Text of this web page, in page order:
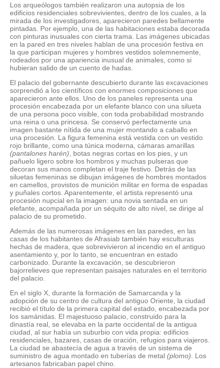
Los arqueólogos también realizaron una autopsia de los
edificios residenciales sobrevivientes, dentro de los cuales, a la
mirada de los investigadores, aparecieron paredes bellamente
pintadas. Por ejemplo, una de las habitaciones estaba decorada
con pinturas inusuales con cierta trama. Las imágenes ubicadas
en la pared en tres niveles hablan de una procesión festiva en
la que participan mujeres y hombres vestidos solemnemente,
rodeados por una apariencia inusual de animales, como si
hubieran salido de un cuento de hadas.
El palacio del gobernante descubierto durante las excavaciones
sorprendió a los científicos con enormes composiciones que
aparecieron ante ellos. Uno de los paneles representa una
procesión encabezada por un elefante blanco con una silueta
de una persona poco visible, con toda probabilidad mostrando
una reina o una princesa. Se conservó perfectamente una
imagen bastante nítida de una mujer montando a caballo en
una procesión. La figura femenina está vestida con un vestido
rojo brillante, como una túnica moderna, cámaras amarillas
(pantalones harén) , botas negras cortas en los pies, y un
pañuelo ligero sobre los hombros y muchas pulseras que
decoran sus manos completan el traje festivo. Detrás de las
siluetas femeninas se dibujan imágenes de hombres montados
en camellos, provistos de munición militar en forma de espadas
y puñales cortos. Aparentemente, el artista representó una
procesión nupcial en la imagen: una novia sentada en un
elefante, acompañada por un séquito de alto nivel, se dirige al
palacio de su prometido.
Además de las numerosas imágenes en las paredes, en las
casas de los habitantes de Afrasiab también hay esculturas
hechas de madera, que sobrevivieron al incendio en el antiguo
asentamiento y, por lo tanto, se encuentran en estado
carbonizado. Durante la excavación, se descubrieron
bajorrelieves que representan paisajes naturales en el territorio
del palacio.
En el siglo X, durante la formación de Samarcanda y la
adopción de su centro de cultura del antiguo Oriente, la ciudad
recibió el título de la primera capital del estado, encabezada por
los samánidas. El majestuoso palacio, construido para la
dinastía real, se elevaba en la parte occidental de la antigua
ciudad, al sur había un suburbio con vida propia: edificios
residenciales, bazares, casas de oración, refugios para viajeros.
La ciudad se abastecía de agua a través de un sistema de
suministro de agua montado en tuberías de metal (plomo) . Los
artesanos fabricaban papel chino.